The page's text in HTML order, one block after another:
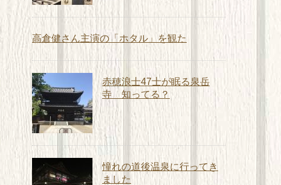
高倉健さん主演の「ホタル」を観た
赤穂浪士47士が眠る泉岳
寺 知ってる？
憧れの道後温泉に行ってき
ました